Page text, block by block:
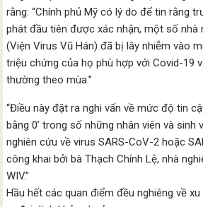
rằng: “Chính phủ Mỹ có lý do để tin rằng
phát đầu tiên được xác nhận, một số nhà
(Viện Virus Vũ Hán) đã bị lây nhiễm vào
triệu chứng của họ phù hợp với Covid-19
thường theo mùa.”
“Điều này đặt ra nghi vấn về mức độ tin
bằng 0’ trong số những nhân viên và sinh
nghiên cứu về virus SARS-CoV-2 hoặc
công khai bởi bà Thạch Chính Lệ, nhà
WIV.”
Hầu hết các quan điểm đều nghiêng về